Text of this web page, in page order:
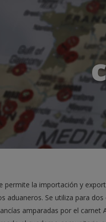
permite la importación y
aduaneros. Se utiliza para
amparadas por el